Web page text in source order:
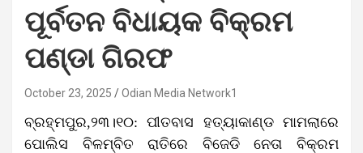
ପୂର୍ବତନ ବିଧାୟକ ବିକ୍ରମ
ପଣ୍ଡା ଗିରଫ
October 23, 2025 Odian Media Network1
ବ୍ରହ୍ମପୁର,୨୩।୧୦: ପୀତବାସ ହତ୍ୟାକାଣ୍ଡ ମାମଲାରେ
ପୋଲିସ ବିଳମ୍ବିତ ରାତିରେ ବିଜେଡି ନେତା ବିକ୍ରମ